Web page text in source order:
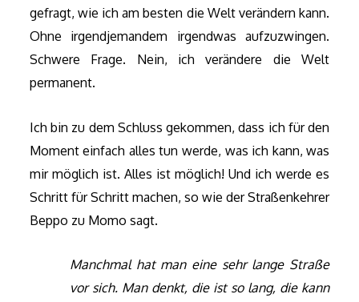
gefragt, wie ich am besten die Welt verändern kann.
Ohne irgendjemandem irgendwas aufzuzwingen.
Schwere Frage. Nein, ich verändere die Welt
permanent.
Ich bin zu dem Schluss gekommen, dass ich für den
Moment einfach alles tun werde, was ich kann, was
mir möglich ist. Alles ist möglich! Und ich werde es
Schritt für Schritt machen, so wie der Straßenkehrer
Beppo zu Momo sagt.
Manchmal hat man eine sehr lange Straße
vor sich. Man denkt, die ist so lang, die kann